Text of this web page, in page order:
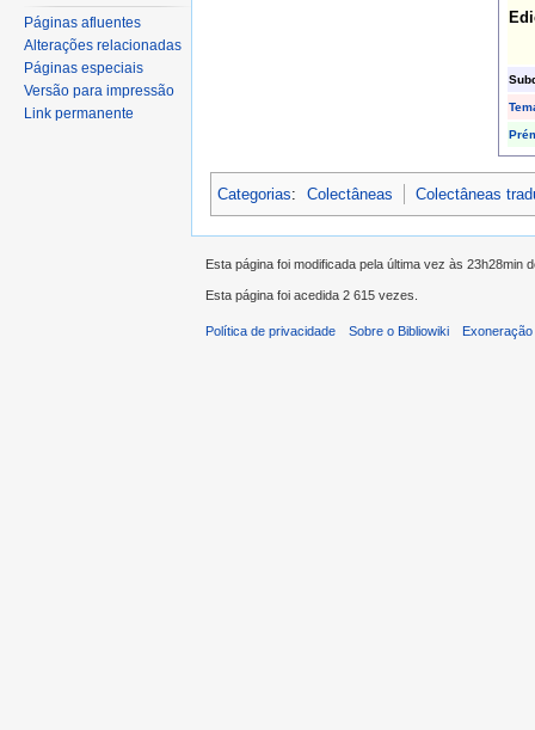
Categorias: Colectâneas Colectâneas
Páginas afluentes
Alterações relacionadas
Páginas especiais
Versão para impressão
Link permanente
Esta página foi modificada pela última vez às 23h28min
Esta página foi acedida 2 615 vezes.
Política de privacidade Sobre o Bibliowiki